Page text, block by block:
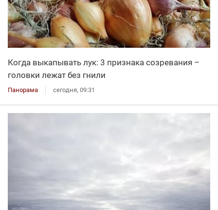
Когда выкапывать лук: 3 признака созревания –
головки лежат без гнили
Панорама сегодня, 09:31